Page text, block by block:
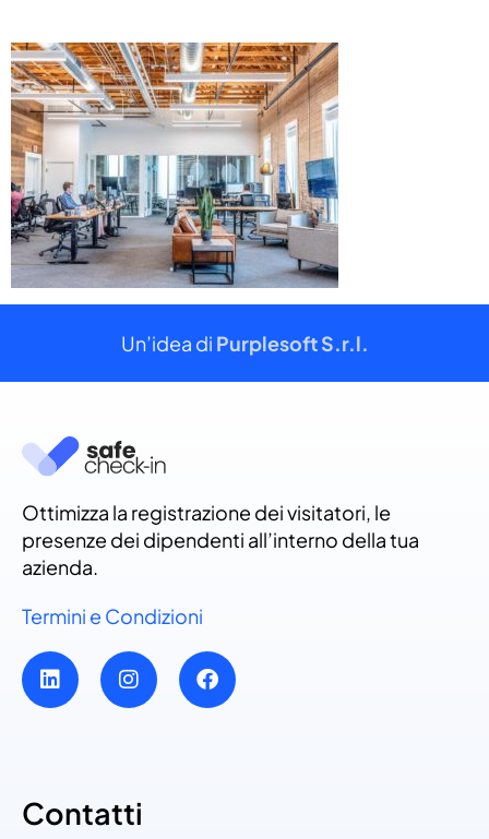
Un’idea di Purplesoft S.r.l.
Ottimizza la registrazione dei visitatori, le
presenze dei dipendenti all’interno della tua
azienda.
Termini e Condizioni
Contatti